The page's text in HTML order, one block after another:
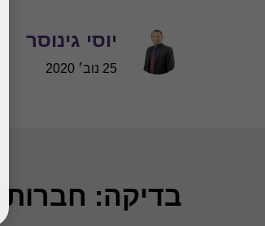
יוסי גינוסר
25 נוב׳ 2020
בדיקה: חברות